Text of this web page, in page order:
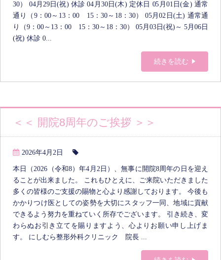
30） 04月29日(祝) 休診 04月30日(木) 定休日 05月01日(金) 通常
通り（9：00～13：00 15：30～18：30） 05月02日(土) 通常通
り（9：00～13：00 15：30～18：30） 05月03日(祝)～ 5月06日
(祝) 休診 0...
続きを読む
＜＜ 開院8周年のご挨拶 ＞＞
2026年4月2日
本日（2026（令和8）年4月2日）、無事に開院8周年の日を迎え
ることが出来ました。 これもひとえに、ご来院いただきました
多くの皆様のご支援の賜物と心より感謝しております。 今後も
かかりつけ医としての姿勢を大切にスタッフ一同、地域に貢献
できるよう努力を重ねていく所存でございます。 引き続き、変
わらぬお引き立てを賜りますよう、心よりお願い申し上げま
す。 にしむら整形外科クリニック 院長 ...